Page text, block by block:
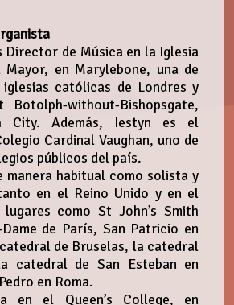
Director de Música en la Iglesia
en Marylebone, una de
católicas de Londres y
without-Bishopsgate,
City. Además, Iestyn es el
Cardinal Vaughan, uno de
públicos del país.
manera habitual como solista y
en el Reino Unido y en el
como St John’s Smith
de París, San Patricio en
de Bruselas, la catedral
catedral de San Esteban en
en Roma.
en el Queen’s College, en